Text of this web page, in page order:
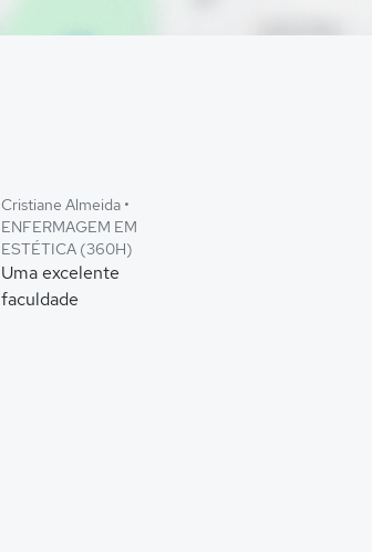
Cristiane Almeida •
ENFERMAGEM EM
ESTÉTICA (360H)
Uma excelente
faculdade